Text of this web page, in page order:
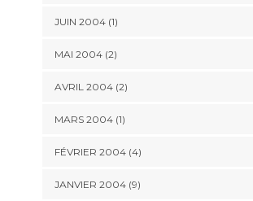
JUIN 2004 (1)
MAI 2004 (2)
AVRIL 2004 (2)
MARS 2004 (1)
FÉVRIER 2004 (4)
JANVIER 2004 (9)